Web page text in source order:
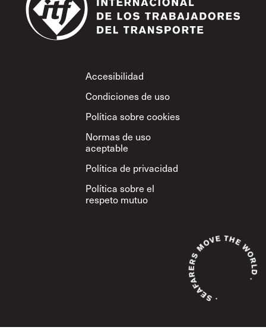
Footer
Accesibilidad
Condiciones de uso
Política sobre cookies
Normas de uso
aceptable
Política de privacidad
Política sobre el
respeto mutuo